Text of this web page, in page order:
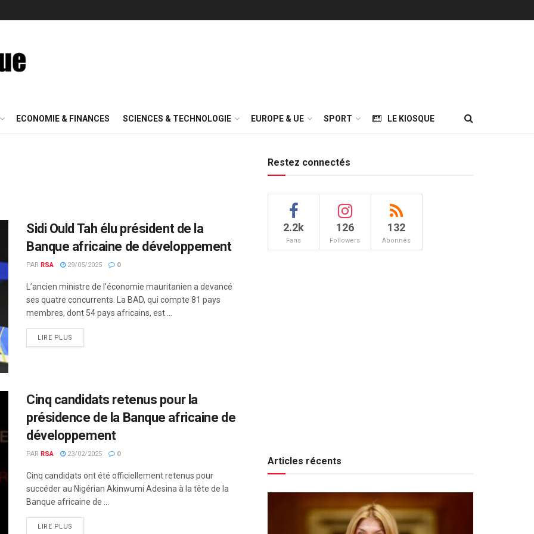
ECONOMIE & FINANCES SCIENCES & TECHNOLOGIE EUROPE & UE SPORT LE KIOSQUE
Sidi Ould Tah élu président de la
Banque africaine de développement
PAR RSA 29/05/2025 0
L’ancien ministre de l’économie mauritanien a devancé
ses quatre concurrents. La BAD, qui compte 81 pays
membres, dont 54 pays africains, est ...
LIRE PLUS
Cinq candidats retenus pour la
présidence de la Banque africaine de
développement
PAR RSA 23/02/2025 0
Cinq candidats ont été officiellement retenus pour
succéder au Nigérian Akinwumi Adesina à la tête de la
Banque africaine de ...
LIRE PLUS
Restez connectés
2.2k
Fans
126
Followers
132
Abonnés
Articles récents